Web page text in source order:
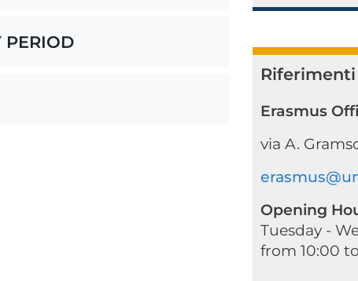
PERIOD
Erasmus
via A.
Opening
Tuesday -
from 10:00